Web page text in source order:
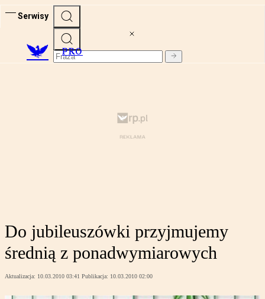
Serwisy
PRO
Do jubileuszówki przyjmujemy
średnią z ponadwymiarowych
Aktualizacja: 10.03.2010 03:41 Publikacja: 10.03.2010 02:00